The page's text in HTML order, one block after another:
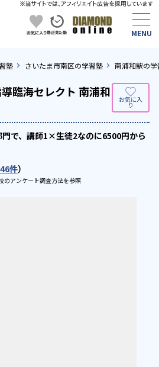
塾 さいたま市南区の学習塾 南浦和駅の学
臨海セレクト 南浦和
で、講師1×生徒2なのに6500円から
46件）
のアンケート調査方法を参照